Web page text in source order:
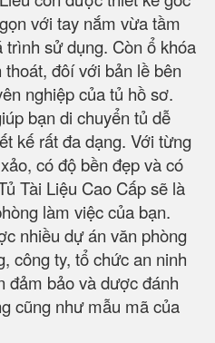
với tay nắm vừa tầm
sử dụng. Còn ổ khóa
đôí với bản lề bên
nghiệp của tủ hồ sơ.
bạn di chuyển tủ dễ
kế rất đa dạng. Với từng
có độ bền đẹp và có
Tài Liệu Cao Cấp sẽ là
làm việc của bạn.
nhiều dự án văn phòng
công ty, tổ chức an ninh
đảm bảo và dược đánh
cũng như mẫu mã của